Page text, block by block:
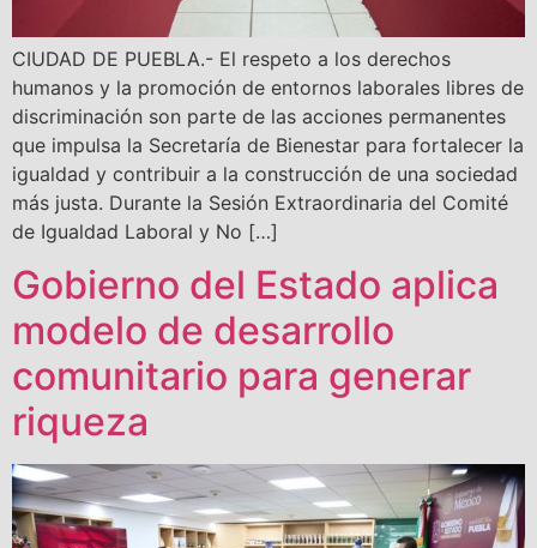
CIUDAD DE PUEBLA.- El respeto a los derechos
humanos y la promoción de entornos laborales libres de
discriminación son parte de las acciones permanentes
que impulsa la Secretaría de Bienestar para fortalecer la
igualdad y contribuir a la construcción de una sociedad
más justa. Durante la Sesión Extraordinaria del Comité
de Igualdad Laboral y No […]
Gobierno del Estado aplica
modelo de desarrollo
comunitario para generar
riqueza